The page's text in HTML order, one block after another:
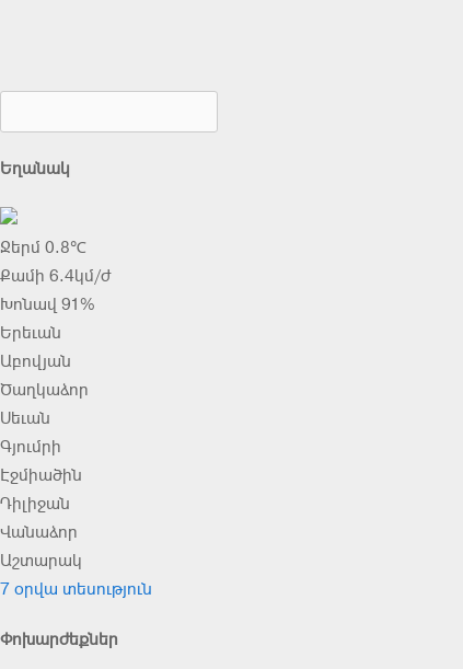
Եղանակ
Ջերմ 0.8℃
Քամի 6.4կմ/ժ
Խոնավ 91%
Երեւան
Աբովյան
Ծաղկաձոր
Սեւան
Գյումրի
Էջմիածին
Դիլիջան
Վանաձոր
Աշտարակ
7 օրվա տեսություն
Փոխարժեքներ